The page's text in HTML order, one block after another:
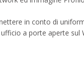
in conto di
a porte aperte sul